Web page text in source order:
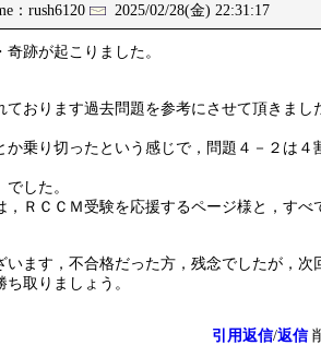
：rush6120 2025/02/28(金) 22:31:17
跡が起こりました。
おります過去問題を参考にさせて頂きまし
か乗り切ったという感じで，問題４－２は４
した。
ＲＣＣＭ受験を応援するページ様と，すべ
います，不合格だった方，残念でしたが，
取りましょう。
引用返信/返信